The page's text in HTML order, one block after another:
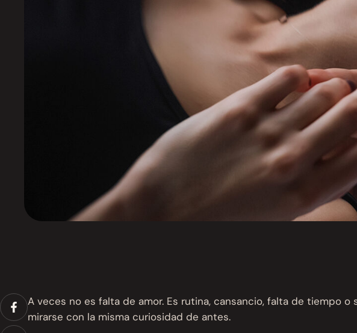
A veces no es falta de amor. Es rutina, cansancio, falta de tiempo
mirarse con la misma curiosidad de antes.